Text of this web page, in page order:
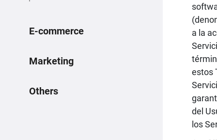
E-commerce
Marketing
Others
a la
estos
del
los